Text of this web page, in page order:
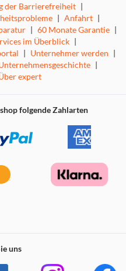
der Barrierefreiheit |
| Anfahrt |
| 60 Monate Garantie |
im Überblick |
| Unternehmer werden |
|
expert
folgende Zahlarten
uns